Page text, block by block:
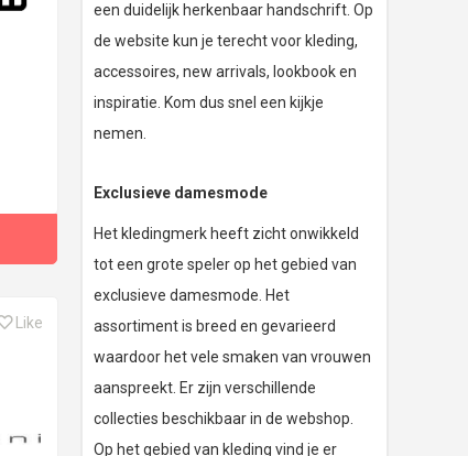
Like
een duidelijk herkenbaar handschrift. Op
de website kun je terecht voor kleding,
accessoires, new arrivals, lookbook en
inspiratie. Kom dus snel een kijkje
nemen.
Exclusieve damesmode
Het kledingmerk heeft zicht onwikkeld
tot een grote speler op het gebied van
exclusieve damesmode. Het
assortiment is breed en gevarieerd
waardoor het vele smaken van vrouwen
aanspreekt. Er zijn verschillende
collecties beschikbaar in de webshop.
Op het gebied van kleding vind je er